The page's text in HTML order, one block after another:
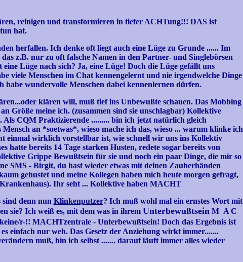
reinigen und transformieren in tiefer ACHTung!!! DAS ist
hat.
herfallen. Ich denke oft liegt auch eine Lüge zu Grunde ...... Im
z.B. nur zu oft falsche Namen in den Partner- und Singlebörsen
Lüge nach sich? Ja, eine Lüge! Doch die Lüge gefällt uns
viele Menschen im Chat kennengelernt und nie irgendwelche Dinge
habe wundervolle Menschen dabei kennenlernen dürfen.
klären will, muß tief ins Unbewußte schauen. Das Mobbing
Größe meine ich. (zusammen sind sie unschlagbar) Kollektive
Als CQM Praktizierende ......... bin ich jetzt natürlich gleich
an *soetwas*, wieso mache ich das, wieso ... warum klinke ich
einmal wirklich vorstellbar ist, wie schnell wir uns ins Kollektiv
hatte bereits 14 Tage starken Husten, redete sogar bereits von
Grippe Bewußtsein für sie und noch ein paar Dinge, die mir so
SMS - Birgit, du hast wieder etwas mit deinen Zauberhänden
gehustet und meine Kollegen haben mich heute morgen gefragt,
Ihr seht ... Kollektive haben MACHT
denn nun Klinkenputzer? Ich muß wohl mal ein ernstes Wort mit
sie? Ich weiß es, mit dem was in ihrem Unterbewußtsein M A C
r-!! MACHTzentrale - Unterbewußtsein! Doch das Ergebnis ist
einfach nur weh. Das Gesetz der Anziehung wirkt immer.......
muß, bin ich selbst ....... darauf läuft immer alles wieder